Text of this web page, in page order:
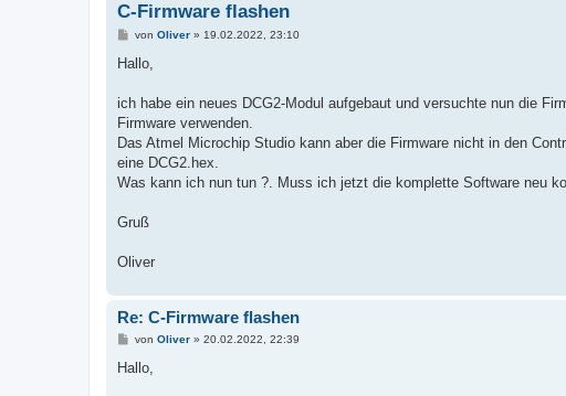
C-Firmware flashen
B
i
a
von Oliver» 19.02.2022, 23:10
Hallo,
ich habe ein neues DCG2-Modul aufgebaut und versuchte nun die
Firmware verwenden.
Das Atmel Microchip Studio kann aber die Firmware nicht in den
eine DCG2.hex.
Was kann ich nun tun ?. Muss ich jetzt die komplette Software neu
Gruß
Oliver
Re: C-Firmware flashen
B
i
von Oliver» 20.02.2022, 22:39
Hallo,